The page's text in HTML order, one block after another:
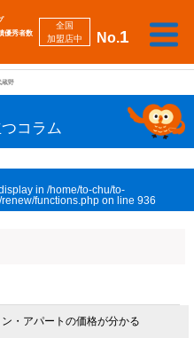
No.1
全国
加盟店中
優秀者数
採
用
情
査定
蔵野
コラム
in /home/to-chu/to-
functions.php on line 936
・アパートの価格が分かる